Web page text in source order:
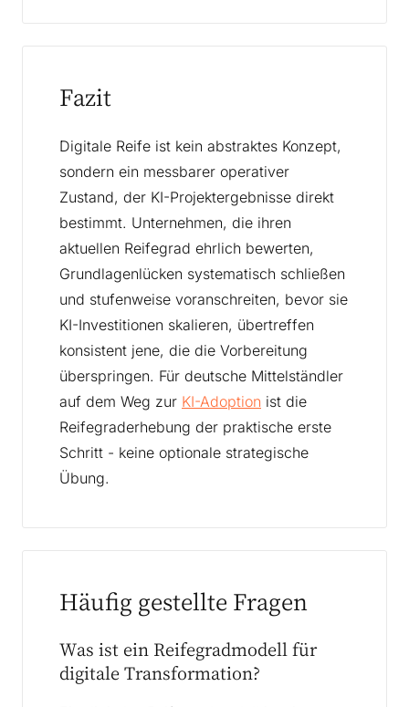
Fazit
Digitale Reife ist kein abstraktes Konzept,
sondern ein messbarer operativer
Zustand, der KI-Projektergebnisse direkt
bestimmt. Unternehmen, die ihren
aktuellen Reifegrad ehrlich bewerten,
Grundlagenlücken systematisch schließen
und stufenweise voranschreiten, bevor sie
KI-Investitionen skalieren, übertreffen
konsistent jene, die die Vorbereitung
überspringen. Für deutsche Mittelständler
auf dem Weg zur KI-Adoption ist die
Reifegraderhebung der praktische erste
Schritt - keine optionale strategische
Übung.
Häufig gestellte Fragen
Was ist ein Reifegradmodell für
digitale Transformation?